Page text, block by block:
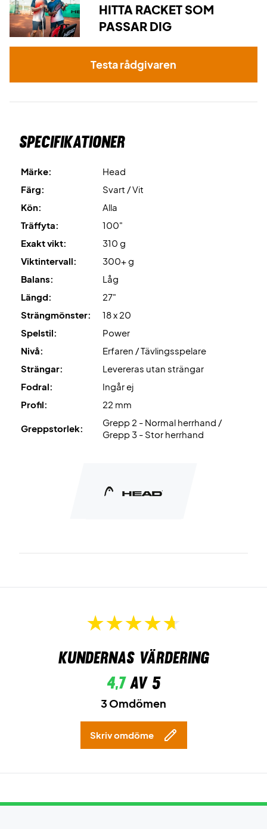
Levereras utan fodral!
HITTA RACKET SOM
PASSAR DIG
Testa rådgivaren
Specifikationer
Märke:
Head
Färg:
Svart / Vit
Kön:
Alla
Träffyta:
100"
Exakt vikt:
310 g
Viktintervall:
300+ g
Balans:
Låg
Längd:
27"
Strängmönster:
18 x 20
Spelstil:
Power
Nivå:
Erfaren / Tävlingsspelare
Strängar:
Levereras utan strängar
Fodral:
Ingår ej
Profil:
22 mm
Greppstorlek:
Grepp 2 - Normal herrhand /
Grepp 3 - Stor herrhand
Kundernas värdering
4,7av 5
3 Omdömen
Skriv omdöme